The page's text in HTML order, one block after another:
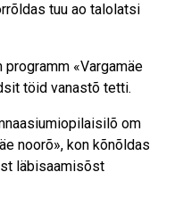
tuu ao talolatsi
«Vargamäe
töid vanastõ tetti.
om
noorõ», kon kõnõldas
läbisaamisõst